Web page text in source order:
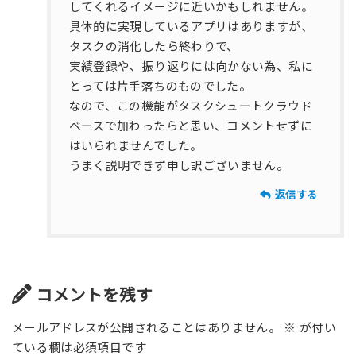
してくれるイメージに近いかもしれません。
具体的に実現しているアプリはありますが、
タスクの消化したら終わりで、
実績登録や、振り返りには向かない為、私に
とっては片手落ちのものでした。
なので、この機能がタスクシュートクラウド
ベースで加わったらと思い、コメントせずに
はいられませんでした。
うまく説明できず申し訳ございません。
返信する
コメントを残す
メールアドレスが公開されることはありません。 ※ が付い
ている欄は必須項目です